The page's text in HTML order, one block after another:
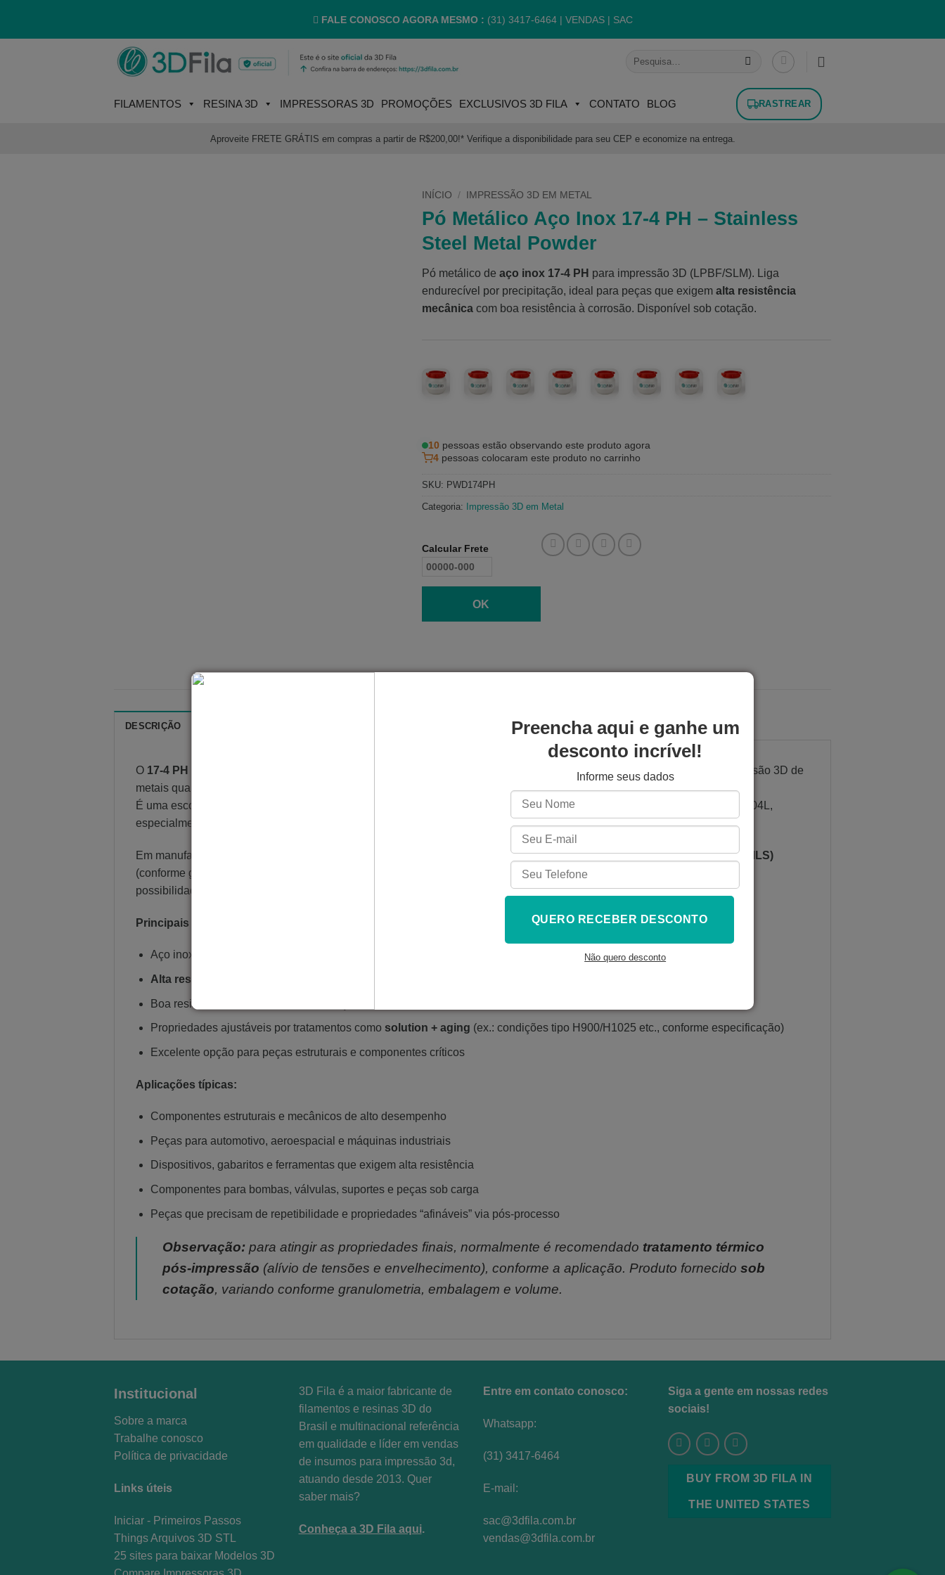
FALE CONOSCO AGORA MESMO : (31) 3417-6464 | VENDAS | SAC
Pesquisar
FILAMENTOS RESINA 3D IMPRESSORAS 3D PROMOÇÕES EXCLUSIVOS 3D FILA CONTATO BLOG RASTREAR
Aproveite FRETE GRÁTIS em compras a partir de R$200,00!* Verifique a disponibilidade para seu CEP e economize na entrega.
INÍCIO / IMPRESSÃO 3D EM METAL
Pó Metálico Aço Inox 17-4 PH – Stainless
Steel Metal Powder
Pó metálico de aço inox 17-4 PH para impressão 3D (LPBF/SLM). Liga
endurecível por precipitação, ideal para peças que exigem alta resistência
mecânicacom boa resistência à corrosão. Disponível sob cotação.
10 pessoas estão observando este produto agora
4pessoas colocaram este produto no carrinho
SKU: PWD174PH
Categoria: Impressão 3D em Metal
Calcular Frete
OK
DESCRIÇÃO
O 17-4 PH endurecível por precipitação (PH – Precipitation Hardening)
, muito procurado em impressão 3D de
metais quando o objetivo é combinar
alta resistência mecânicaapós tratamento térmico.
É uma escolha clássica para peças funcionais e componentes estruturais que precisam de desempenho superior ao 316L/304L,
especialmente em aplicações industriais.
Em manufatura aditiva, o 17-4 PH é indicado principalmente para processos deLaser Powder Bed Fusion (LPBF/SLM/DMLS)
(conforme granulometria especificada), com ampla adoção em projetos que exigem resistência, estabilidade dimensional e
possibilidade de ajuste de propriedades via pós-processo.
Principais características:
Aço inox
Alta resistência mecânica
Boa resistência à corrosão para aplicações industriais
Propriedades ajustáveis por tratamentos como solution + aging (ex.: condições tipo H900/H1025 etc., conforme especificação)
Excelente opção para peças estruturais e componentes críticos
Aplicações típicas:
Componentes estruturais e mecânicos de alto desempenho
Peças para automotivo, aeroespacial e máquinas industriais
Dispositivos, gabaritos e ferramentas que exigem alta resistência
Componentes para bombas, válvulas, suportes e peças sob carga
Peças que precisam de repetibilidade e propriedades “afináveis” via pós-processo
Observação: para atingir as propriedades finais, normalmente é recomendado tratamento térmico
pós-impressão (alívio de tensões e envelhecimento), conforme a aplicação. Produto fornecido sob
cotação, variando conforme granulometria, embalagem e volume.
Institucional
Sobre a marca
Trabalhe conosco
Política de privacidade
Links úteis
Iniciar - Primeiros Passos
Things Arquivos 3D STL
25 sites para baixar Modelos 3D
3D Fila é a maior fabricante de
filamentos e resinas 3D do
Brasil e multinacional referência
em qualidade e líder em vendas
de insumos para impressão 3d,
atuando desde 2013. Quer
saber mais?
Conheça a 3D Fila aqui.
Entre em contato conosco:
Whatsapp:
(31) 3417-6464
E-mail:
sac@3dfila.com.br
vendas@3dfila.com.br
Siga a gente em nossas redes
sociais!
BUY FROM 3D FILA IN
THE UNITED STATES
Preencha aqui e ganhe um
desconto incrível!
Informe seus dados
QUERO RECEBER DESCONTO
Não quero desconto